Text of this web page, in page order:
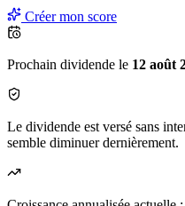
Créer mon score
Prochain dividende le 12 août
Le dividende est versé sans
semble diminuer dernièrement.